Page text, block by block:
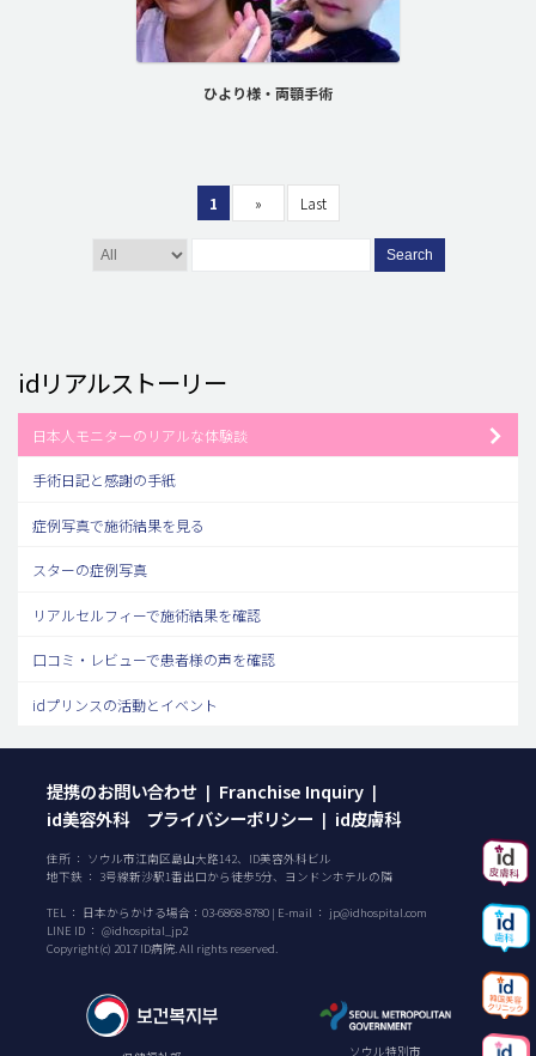
ひより様・両顎手術
1 » Last
Search
idリアルストーリー
日本人モニターのリアルな体験談
手術日記と感謝の手紙
症例写真で施術結果を見る
スターの症例写真
リアルセルフィーで施術結果を確認
口コミ・レビューで患者様の声を確認
idプリンスの活動とイベント
提携のお問い合わせ | Franchise Inquiry |
id美容外科 プライバシーポリシー | id皮膚科
住所 ： ソウル市江南区島山大路142、ID美容外科ビル
地下鉄 ： 3号線新沙駅1番出口から徒歩5分、ヨンドンホテルの隣
TEL ： 日本からかける場合： 03-6868-8780 | E-mail ： jp@idhospital.com
LINE ID ： @idhospital_jp2
Copyright(c) 2017 ID病院. All rights reserved.
ソウル特別市